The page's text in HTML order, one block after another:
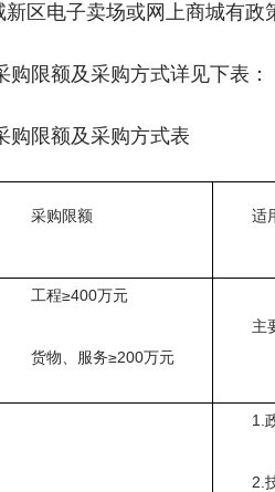
区电子卖场或网上商城有政
购限额及采购方式详见下表：
购限额及采购方式表
采购限额 适
工程≥400万元
货物、服务≥200万元
主
1.
2.